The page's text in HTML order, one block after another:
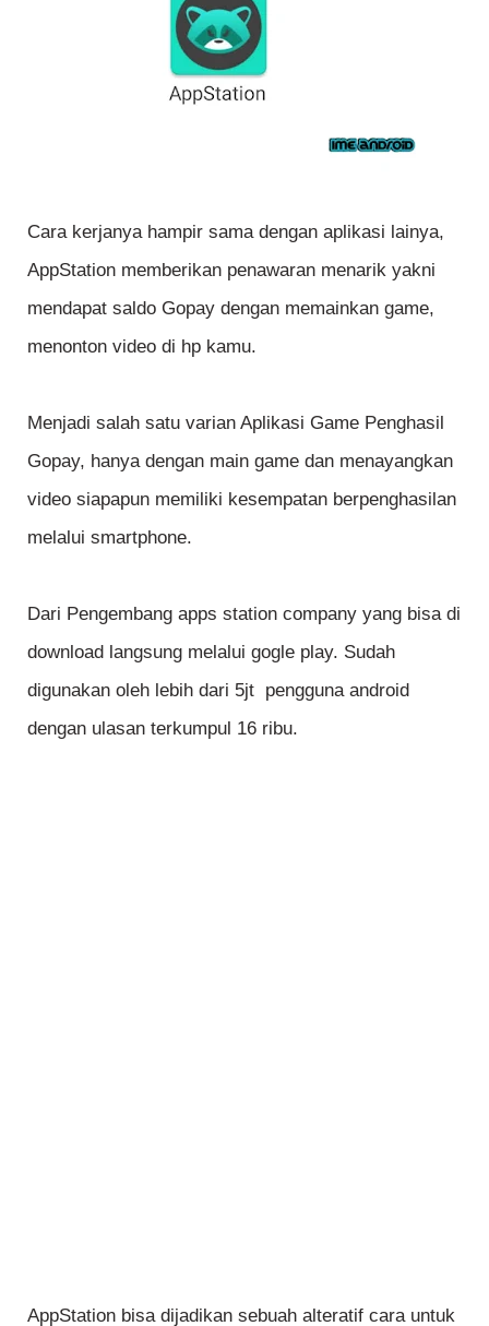
Cara kerjanya hampir sama dengan aplikasi lainya,
AppStation memberikan penawaran menarik yakni
mendapat saldo Gopay dengan memainkan game,
menonton video di hp kamu.
Menjadi salah satu varian Aplikasi Game Penghasil
Gopay, hanya dengan main game dan menayangkan
video siapapun memiliki kesempatan berpenghasilan
melalui smartphone.
Dari Pengembang apps station company yang bisa di
download langsung melalui gogle play. Sudah
digunakan oleh lebih dari 5jt pengguna android
dengan ulasan terkumpul 16 ribu.
AppStation bisa dijadikan sebuah alteratif cara untuk